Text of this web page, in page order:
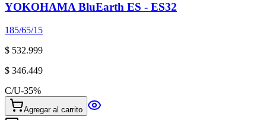
YOKOHAMA BluEarth ES - ES32
185/65/15
$ 532.999
$ 346.449
C/U-35%
Agregar al carrito